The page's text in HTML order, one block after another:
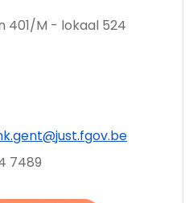
401/M - lokaal 524
7489